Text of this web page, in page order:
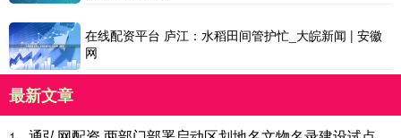
在线配资平台 庐江：水稻田间管护忙_大皖新闻 | 安徽
网
最新文章